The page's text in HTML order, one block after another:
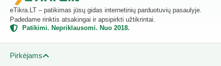
eTikra.LT – patikimas jūsų gidas internetinių parduotuvių pasaulyje.
Padedame rinktis atsakingai ir apsipirkti užtikrintai.
Patikimi. Nepriklausomi. Nuo 2018.
Pirkėjams